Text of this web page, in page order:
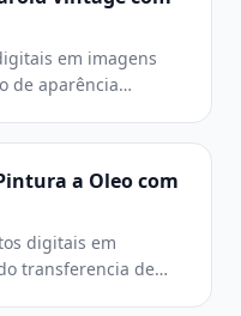
em imagens
de aparência
a Oleo com
digitais em
transferencia de